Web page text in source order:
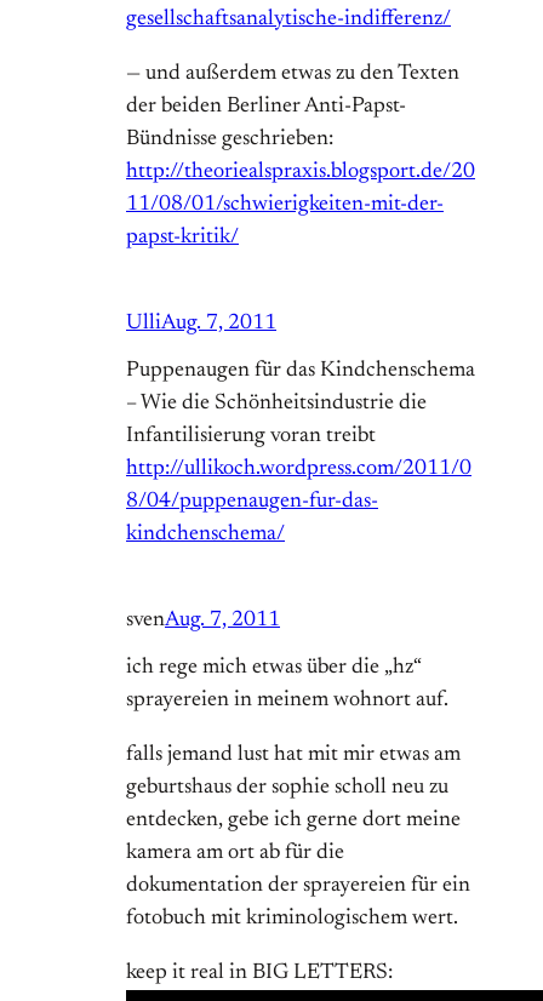
gesellschaftsanalytische-indifferenz/
— und außerdem etwas zu den Texten
der beiden Berliner Anti-Papst-
Bündnisse geschrieben:
http://theoriealspraxis.blogsport.de/20
11/08/01/schwierigkeiten-mit-der-
papst-kritik/
UlliAug. 7, 2011
Puppenaugen für das Kindchenschema
– Wie die Schönheitsindustrie die
Infantilisierung voran treibt
http://ullikoch.wordpress.com/2011/0
8/04/puppenaugen-fur-das-
kindchenschema/
svenAug. 7, 2011
ich rege mich etwas über die „hz“
sprayereien in meinem wohnort auf.
falls jemand lust hat mit mir etwas am
geburtshaus der sophie scholl neu zu
entdecken, gebe ich gerne dort meine
kamera am ort ab für die
dokumentation der sprayereien für ein
fotobuch mit kriminologischem wert.
keep it real in BIG LETTERS: